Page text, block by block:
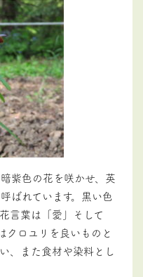
紫色の花を咲かせ、英
ばれています。黒い色
言葉は「愛」そして
クロユリを良いものと
、また食材や染料とし